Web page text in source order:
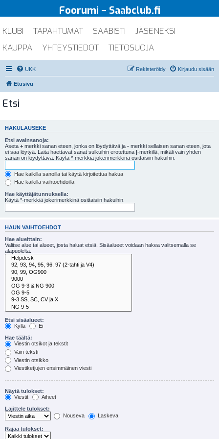
Foorumi – Saabclub.fi
KLUBI TAPAHTUMAT SAABISTI
JÄSENEKSI
KAUPPA
YHTEYSTIEDOT TIETOSUOJA
UKK Kirjaudu sisään
Rekisteröidy
Etusivu
Etsi
HAKULAUSEKE
Etsi avainsanoja:
Aseta + merkki sanan eteen, jonka on löydyttävä ja - merkki sellaisen sanan eteen, jota
ei saa löytyä. Laita haettavat sanat sulkuihin erotettuna |-merkillä, mikäli vain yhden
sanan on löydyttävä. Käytä *-merkkiä jokerimerkkinä osittaisiin hakuihin.
Hae kaikilla sanoilla tai käytä kirjoitettua hakua
Hae kaikilla vaihtoehdoilla
Hae käyttäjätunnuksella:
Käytä *-merkkiä jokerimerkkinä osittaisiin hakuihin.
HAUN VAIHTOEHDOT
Hae alueittain:
Valitse alue tai alueet, josta haluat etsiä. Sisäalueet voidaan hakea valitsemalla se
alapuolelta.
Etsi sisäalueet:
Kyllä
Ei
Hae täältä:
Viestin otsikot ja tekstit
Vain teksti
Viestin otsikko
Viestiketjujen ensimmäinen viesti
Näytä tulokset:
Viestit
Aiheet
Lajittele tulokset:
Nouseva
Laskeva
Rajaa tulokset: